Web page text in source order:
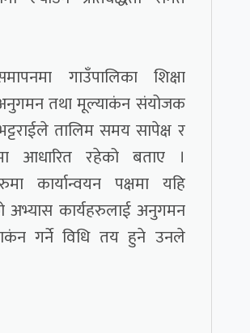
गाउँपालिका शिक्षा
तथा मूल्याकंन संयोजक
तालिम समय सापेक्ष र
आधारित रहेको बताए ।
कार्यान्वयन पक्षमा यहि
अभ्यास कार्यहरुलाई अनुगमन
गर्ने विधि तय हुने उनले